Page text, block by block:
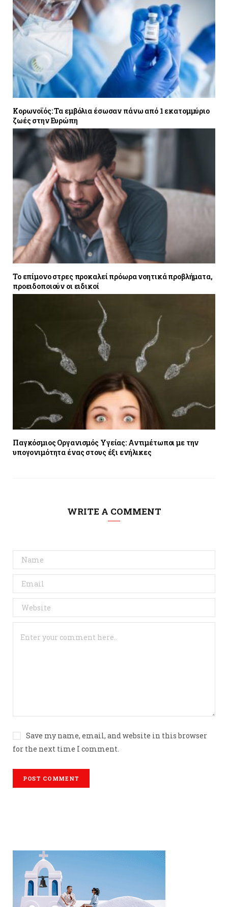
Κορωνοϊός: Τα εμβόλια έσωσαν πάνω από 1 εκατομμύριο
ζωές στην Ευρώπη
Το επίμονο στρες προκαλεί πρόωρα νοητικά προβλήματα,
προειδοποιούν οι ειδικοί
Παγκόσμιος Οργανισμός Υγείας: Αντιμέτωποι με την
υπογονιμότητα ένας στους έξι ενήλικες
WRITE A COMMENT
Save my name, email, and website in this browser
for the next time I comment.